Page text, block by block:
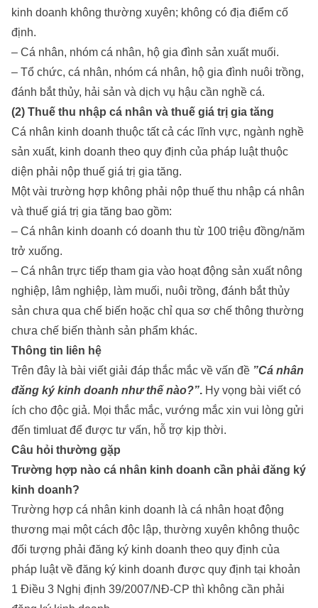
kinh doanh không thường xuyên; không có địa điểm cố
định.
– Cá nhân, nhóm cá nhân, hộ gia đình sản xuất muối.
– Tổ chức, cá nhân, nhóm cá nhân, hộ gia đình nuôi trồng,
đánh bắt thủy, hải sản và dịch vụ hậu cần nghề cá.
(2) Thuế thu nhập cá nhân và thuế giá trị gia tăng
Cá nhân kinh doanh thuộc tất cả các lĩnh vực, ngành nghề
sản xuất, kinh doanh theo quy định của pháp luật thuộc
diện phải nộp thuế giá trị gia tăng.
Một vài trường hợp không phải nộp thuế thu nhập cá nhân
và thuế giá trị gia tăng bao gồm:
– Cá nhân kinh doanh có doanh thu từ 100 triệu đồng/năm
trở xuống.
– Cá nhân trực tiếp tham gia vào hoạt động sản xuất nông
nghiệp, lâm nghiệp, làm muối, nuôi trồng, đánh bắt thủy
sản chưa qua chế biến hoặc chỉ qua sơ chế thông thường
chưa chế biến thành sản phẩm khác.
Thông tin liên hệ
Trên đây là bài viết giải đáp thắc mắc về vấn đề ”Cá nhân
đăng ký kinh doanh như thế nào?”. Hy vọng bài viết có
ích cho độc giả. Mọi thắc mắc, vướng mắc xin vui lòng gửi
đến timluat để được tư vấn, hỗ trợ kịp thời.
Câu hỏi thường gặp
Trường hợp nào cá nhân kinh doanh cần phải đăng ký
kinh doanh?
Trường hợp cá nhân kinh doanh là cá nhân hoạt động
thương mại một cách độc lập, thường xuyên không thuộc
đối tượng phải đăng ký kinh doanh theo quy định của
pháp luật về đăng ký kinh doanh được quy định tại khoản
1 Điều 3 Nghị định 39/2007/NĐ-CP thì không cần phải